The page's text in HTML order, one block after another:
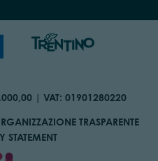
| VAT: 01901280220
TRASPARENTE
STATEMENT